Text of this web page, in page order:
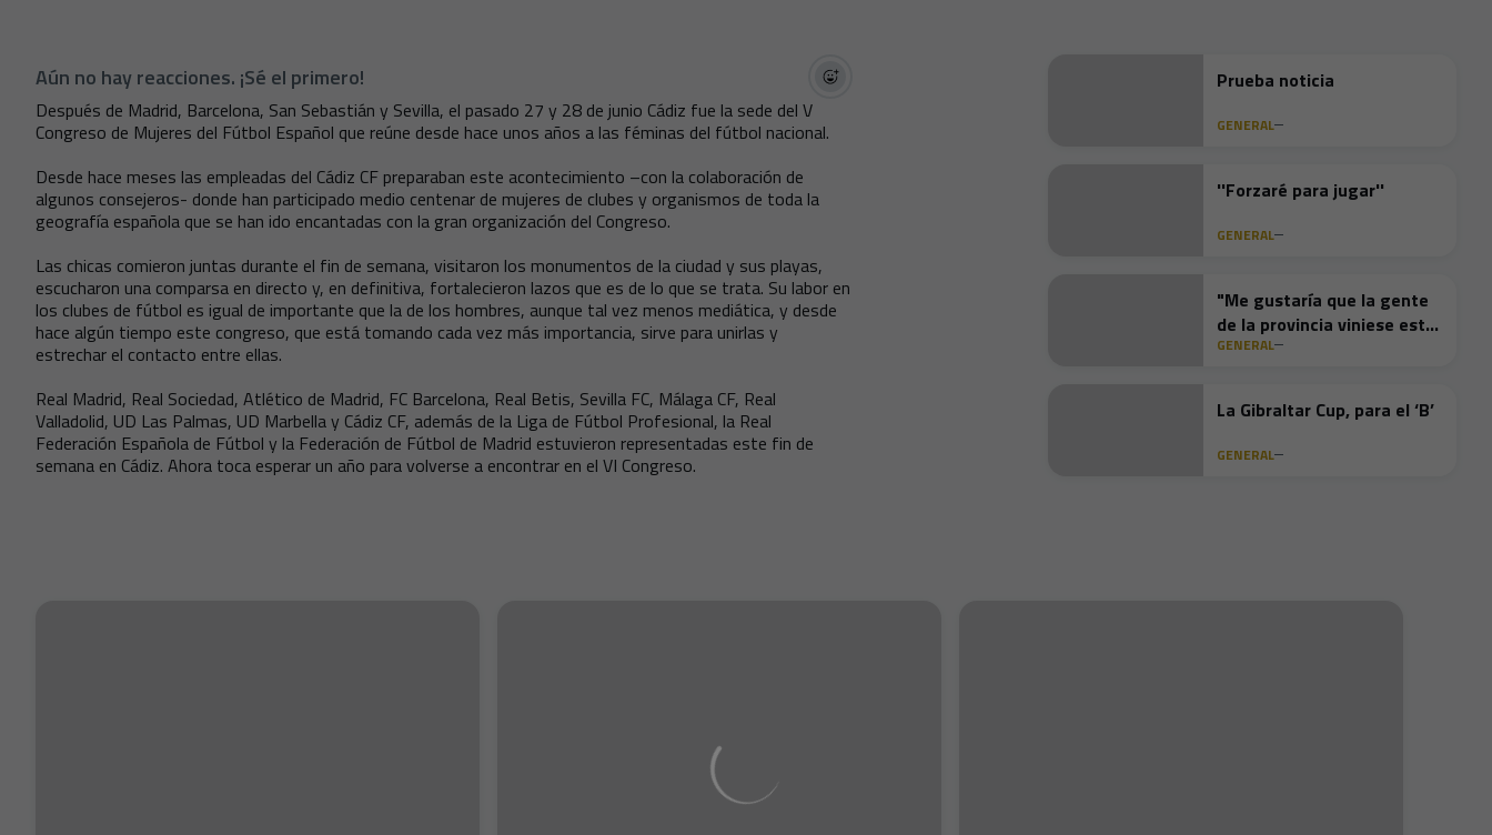
Aún no hay reacciones. ¡Sé el primero!
Después de Madrid, Barcelona, San Sebastián y Sevilla, el pasado 27 y 28 de junio Cádiz fue la sede del V
Congreso de Mujeres del Fútbol Español que reúne desde hace unos años a las féminas del fútbol nacional.
Desde hace meses las empleadas del Cádiz CF preparaban este acontecimiento –con la colaboración de
algunos consejeros- donde han participado medio centenar de mujeres de clubes y organismos de toda la
geografía española que se han ido encantadas con la gran organización del Congreso.
Las chicas comieron juntas durante el fin de semana, visitaron los monumentos de la ciudad y sus playas,
escucharon una comparsa en directo y, en definitiva, fortalecieron lazos que es de lo que se trata. Su labor en
los clubes de fútbol es igual de importante que la de los hombres, aunque tal vez menos mediática, y desde
hace algún tiempo este congreso, que está tomando cada vez más importancia, sirve para unirlas y
estrechar el contacto entre ellas.
Real Madrid, Real Sociedad, Atlético de Madrid, FC Barcelona, Real Betis, Sevilla FC, Málaga CF, Real
Valladolid, UD Las Palmas, UD Marbella y Cádiz CF, además de la Liga de Fútbol Profesional, la Real
Federación Española de Fútbol y la Federación de Fútbol de Madrid estuvieron representadas este fin de
semana en Cádiz. Ahora toca esperar un año para volverse a encontrar en el VI Congreso.
Prueba noticia
GENERAL
''Forzaré para jugar''
GENERAL
"Me gustaría que la gente
de la provincia viniese este
domingo"
GENERAL
La Gibraltar Cup, para el ‘B’
GENERAL